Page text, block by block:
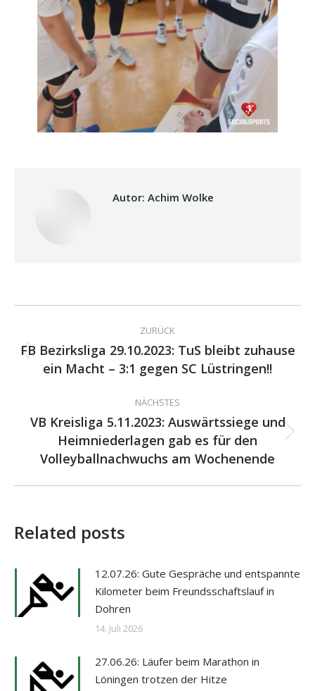
Autor: Achim Wolke
Kommentarnavigation
ZURÜCK
Vorheriger
Beitrag:
FB Bezirksliga 29.10.2023: TuS bleibt zuhause
ein Macht – 3:1 gegen SC Lüstringen!!
NÄCHSTES
Nächster
Beitrag:
VB Kreisliga 5.11.2023: Auswärtssiege und
Heimniederlagen gab es für den
Volleyballnachwuchs am Wochenende
Related posts
12.07.26: Gute Gespräche und entspannte
Kilometer beim Freundsschaftslauf in
Dohren
14. Juli 2026
27.06.26: Läufer beim Marathon in
Löningen trotzen der Hitze